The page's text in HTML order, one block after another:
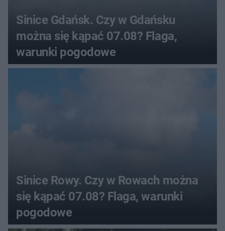
Sinice Gdańsk. Czy w Gdańsku
można się kąpać 07.08? Flaga,
warunki pogodowe
Sinice Rowy. Czy w Rowach można
się kąpać 07.08? Flaga, warunki
pogodowe